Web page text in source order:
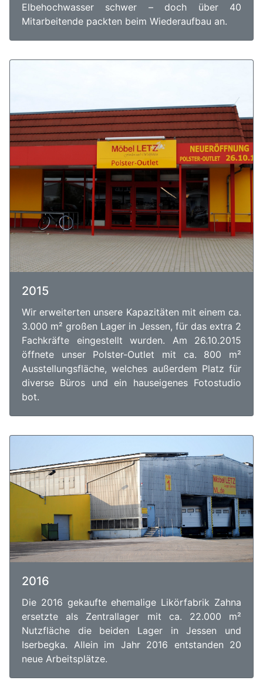
Elbehochwasser schwer – doch über 40
Mitarbeitende packten beim Wiederaufbau an.
2015
Wir erweiterten unsere Kapazitäten mit einem ca.
3.000 m² großen Lager in Jessen, für das extra 2
Fachkräfte eingestellt wurden. Am 26.10.2015
öffnete unser Polster-Outlet mit ca. 800 m²
Ausstellungsfläche, welches außerdem Platz für
diverse Büros und ein hauseigenes Fotostudio
bot.
2016
Die 2016 gekaufte ehemalige Likörfabrik Zahna
ersetzte als Zentrallager mit ca. 22.000 m²
Nutzfläche die beiden Lager in Jessen und
Iserbegka. Allein im Jahr 2016 entstanden 20
neue Arbeitsplätze.